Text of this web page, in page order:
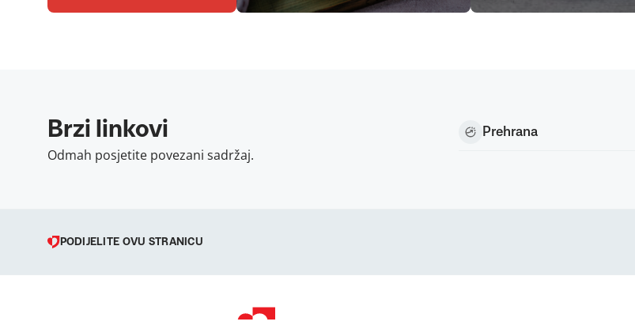
Brzi linkovi
Odmah posjetite povezani sadržaj.
Prehrana
PODIJELITE OVU STRANICU